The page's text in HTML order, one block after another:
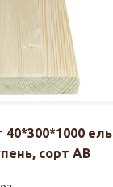
ель
сорт АВ